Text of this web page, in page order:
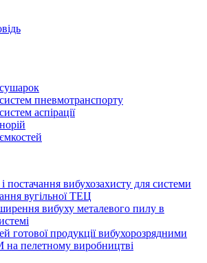
пневмотранспорту
аспірації
постачання вибухозахисту для системи
вугільної ТЕЦ
вибуху металевого пилу в
готової продукції вибухорозрядними
на пелетному виробництві